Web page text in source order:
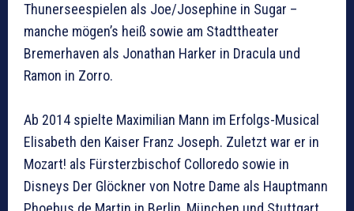
Thunerseespielen als Joe/Josephine in Sugar –
manche mögen’s heiß sowie am Stadttheater
Bremerhaven als Jonathan Harker in Dracula und
Ramon in Zorro.
Ab 2014 spielte Maximilian Mann im Erfolgs-Musical
Elisabeth den Kaiser Franz Joseph. Zuletzt war er in
Mozart! als Fürsterzbischof Colloredo sowie in
Disneys Der Glöckner von Notre Dame als Hauptmann